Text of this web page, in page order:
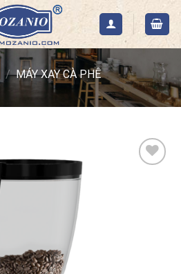
/ MÁY XAY CÀ PHÊ